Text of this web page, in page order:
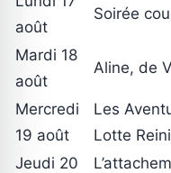
août
Soirée
Mardi 18
août
Aline, de
Mercredi
19 août
Les
Lotte
Jeudi 20